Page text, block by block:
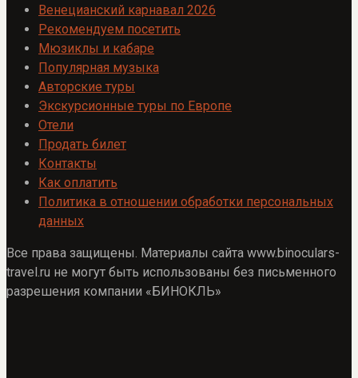
Венецианский карнавал 2026
Рекомендуем посетить
Мюзиклы и кабаре
Популярная музыка
Авторские туры
Экскурсионные туры по Европе
Отели
Продать билет
Контакты
Как оплатить
Политика в отношении обработки персональных
данных
Все права защищены. Материалы сайта www.binoculars-
travel.ru не могут быть использованы без письменного
разрешения компании «БИНОКЛЬ»